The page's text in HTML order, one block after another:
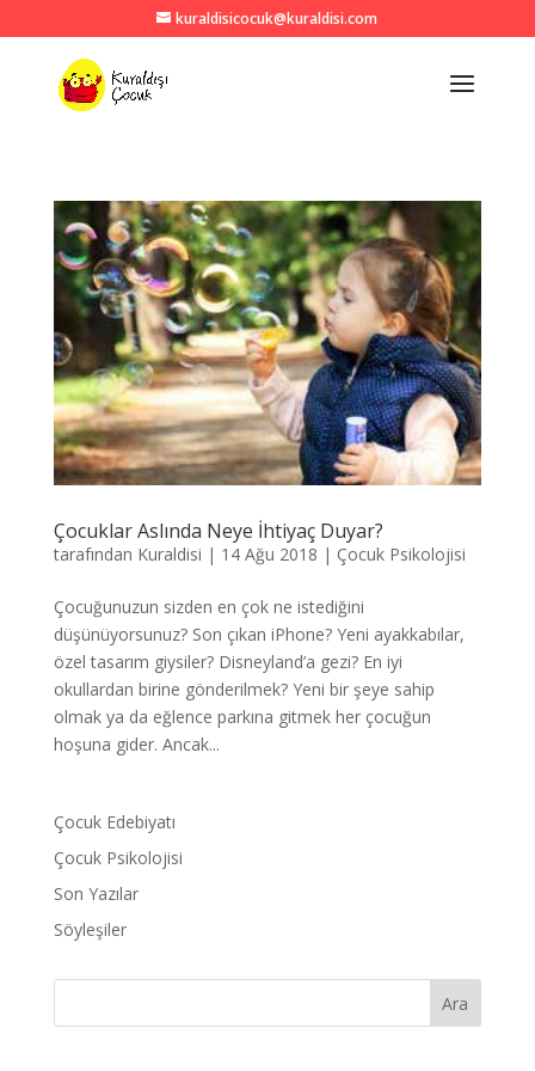
kuraldisicocuk@kuraldisi.com
Çocuklar Aslında Neye İhtiyaç Duyar?
tarafından Kuraldisi | 14 Ağu 2018 | Çocuk Psikolojisi
Çocuğunuzun sizden en çok ne istediğini
düşünüyorsunuz? Son çıkan iPhone? Yeni ayakkabılar,
özel tasarım giysiler? Disneyland’a gezi? En iyi
okullardan birine gönderilmek? Yeni bir şeye sahip
olmak ya da eğlence parkına gitmek her çocuğun
hoşuna gider. Ancak...
Çocuk Edebiyatı
Çocuk Psikolojisi
Son Yazılar
Söyleşiler